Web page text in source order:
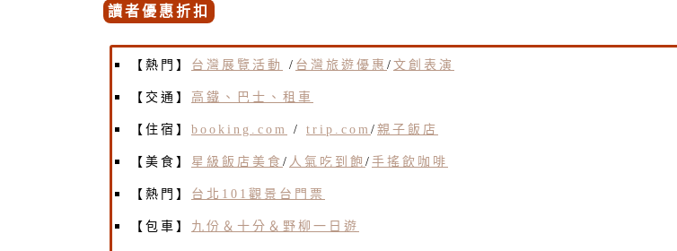
讀者優惠折扣
【熱門】 台灣展覽活動 / 台灣旅遊優惠 / 文創表演
【交通】 高鐵、巴士、租車
【住宿】 booking.com / trip.com / 親子飯店
【美食】 星級飯店美食 / 人氣吃到飽 / 手搖飲咖啡
【熱門】 台北101觀景台門票
【包車】 九份＆十分＆野柳一日遊